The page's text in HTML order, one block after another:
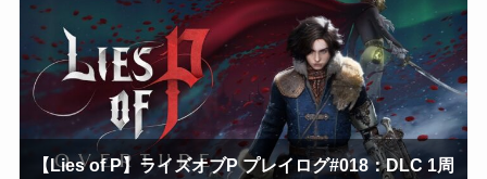
【Lies of P】ライズオブP プレイログ#018：DLC 1周